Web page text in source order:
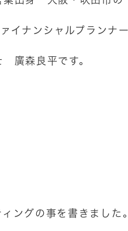
イナンシャルプランナ
廣森良平です。
ングの事を書きました。